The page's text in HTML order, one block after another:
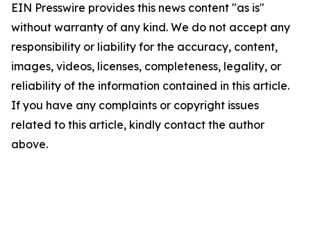
EIN Presswire provides this news content "as is"
without warranty of any kind. We do not accept any
responsibility or liability for the accuracy, content,
images, videos, licenses, completeness, legality, or
reliability of the information contained in this article.
If you have any complaints or copyright issues
related to this article, kindly contact the author
above.